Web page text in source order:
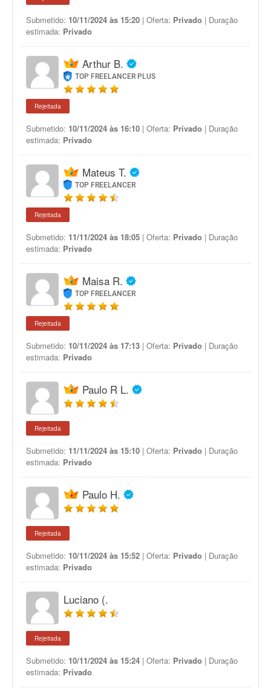
Submetido: 10/11/2024 às 15:20 | Oferta: Privado | Duração
estimada: Privado
Arthur B.
TOP FREELANCER PLUS
Rejeitada
Submetido: 10/11/2024 às 16:10 | Oferta: Privado | Duração
estimada: Privado
Mateus T.
TOP FREELANCER
Rejeitada
Submetido: 11/11/2024 às 18:05 | Oferta: Privado | Duração
estimada: Privado
Maisa R.
TOP FREELANCER
Rejeitada
Submetido: 10/11/2024 às 17:13 | Oferta: Privado | Duração
estimada: Privado
Paulo R L.
Rejeitada
Submetido: 11/11/2024 às 15:10 | Oferta: Privado | Duração
estimada: Privado
Paulo H.
Rejeitada
Submetido: 10/11/2024 às 15:52 | Oferta: Privado | Duração
estimada: Privado
Luciano (.
Rejeitada
Submetido: 10/11/2024 às 15:24 | Oferta: Privado | Duração
estimada: Privado